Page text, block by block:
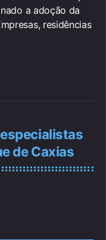
a adoção da
residências
de Caxias